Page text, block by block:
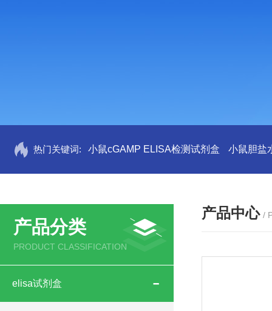
热门关键词: 小鼠cGAMP ELISA检测试剂盒 小鼠胆盐
产品分类
PRODUCT CLASSIFICATION
elisa试剂盒
产品中心 /